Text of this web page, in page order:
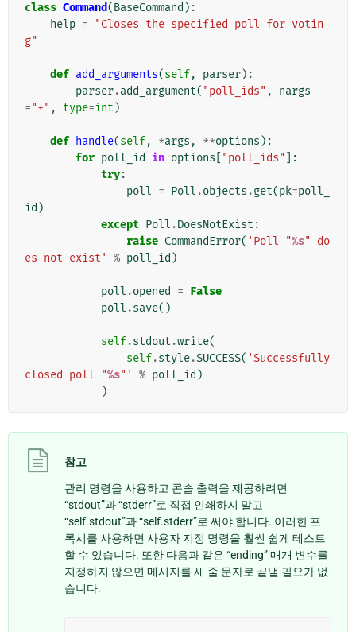
class Command(BaseCommand ):
help =
"Closes the specified poll for votin
g"
def add_arguments(self, parser):
parser.add_argument( "poll_ids" ,
nargs
="+" , type=int )
def handle(self, *args , **options ):
for poll_id in options "poll_ids"
]:
try:
poll = Poll .objects .get(pk=poll_
id )
except Poll .DoesNotExist :
raise CommandError( 'Poll "%s" do
es not exist'
% poll_id )
poll .opened = False
poll .save()
self.stdout .write(
self.style.SUCCESS( 'Successfully
closed poll "%s"' % poll_id )
)
참고
관리 명령을 사용하고 콘솔 출력을 제공하려면
“stdout”과 “stderr”로 직접 인쇄하지 말고
“self.stdout”과 “self.stderr”로 써야 합니다. 이러한 프
록시를 사용하면 사용자 지정 명령을 훨씬 쉽게 테스트
할 수 있습니다. 또한 다음과 같은 “ending” 매개 변수를
지정하지 않으면 메시지를 새 줄 문자로 끝낼 필요가 없
습니다.